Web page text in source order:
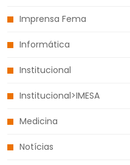
Imprensa Fema
Informática
Institucional
Institucional>IMESA
Medicina
Notícias